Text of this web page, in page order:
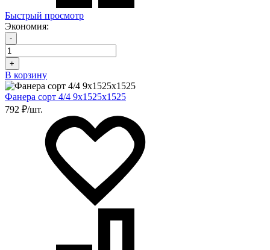
Быстрый просмотр
Экономия:
-
+
В корзину
Фанера сорт 4/4 9х1525х1525
792 ₽/шт.